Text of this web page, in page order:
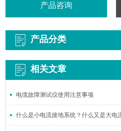
产品咨询
产品分类
相关文章
电缆故障测试仪使用注意事项
什么是小电流接地系统？什么又是大电